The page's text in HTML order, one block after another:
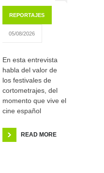
REPORTAJES
05/08/2026
En esta entrevista
habla del valor de
los festivales de
cortometrajes, del
momento que vive el
cine español
READ MORE